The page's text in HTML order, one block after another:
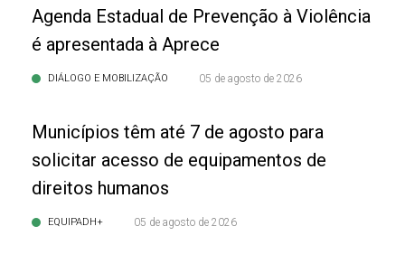
Agenda Estadual de Prevenção à Violência
é apresentada à Aprece
DIÁLOGO E MOBILIZAÇÃO 05 de agosto de 2026
Municípios têm até 7 de agosto para
solicitar acesso de equipamentos de
direitos humanos
EQUIPADH+ 05 de agosto de 2026